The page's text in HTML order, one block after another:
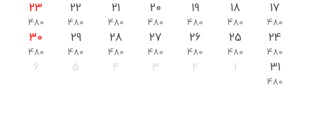
17
480
18
480
19
480
20
480
21
480
22
480
23
480
24
480
25
480
26
480
27
480
28
480
29
480
30
480
31
480
1
2
3
4
5
6